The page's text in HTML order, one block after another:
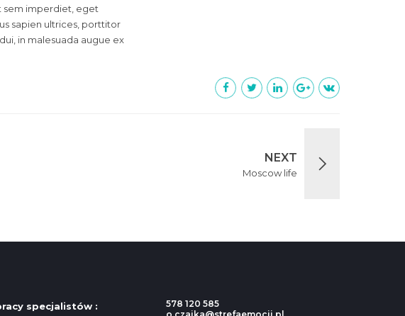
sem imperdiet, eget
sapien ultrices, porttitor
in malesuada augue ex
NEXT
Moscow life
specjalistów :
578 120 585